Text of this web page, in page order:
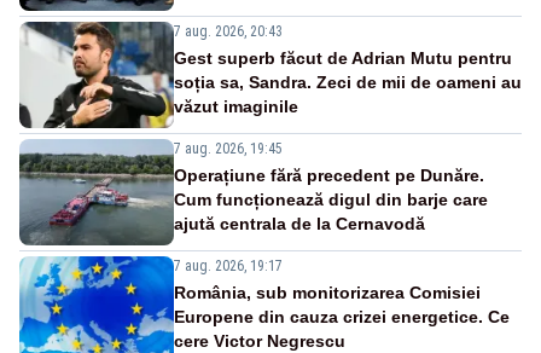
7 aug. 2026, 20:43
Gest superb făcut de Adrian Mutu pentru
soția sa, Sandra. Zeci de mii de oameni au
văzut imaginile
7 aug. 2026, 19:45
Operațiune fără precedent pe Dunăre.
Cum funcționează digul din barje care
ajută centrala de la Cernavodă
7 aug. 2026, 19:17
România, sub monitorizarea Comisiei
Europene din cauza crizei energetice. Ce
cere Victor Negrescu